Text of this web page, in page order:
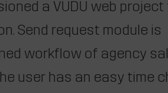
a VUDU web project
Send request module is
workflow of agency
user has an easy time